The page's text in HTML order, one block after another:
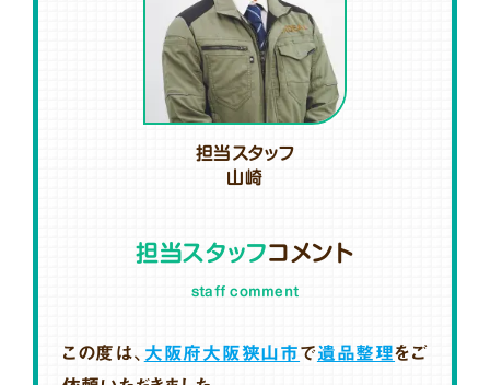
担当スタッフコメント
staff comment
この度は、 大阪府大阪狭山市で遺品整理をご
担当スタッフ
山崎